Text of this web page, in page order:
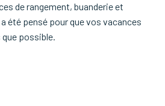
de rangement, buanderie et
été pensé pour que vos vacances
possible.